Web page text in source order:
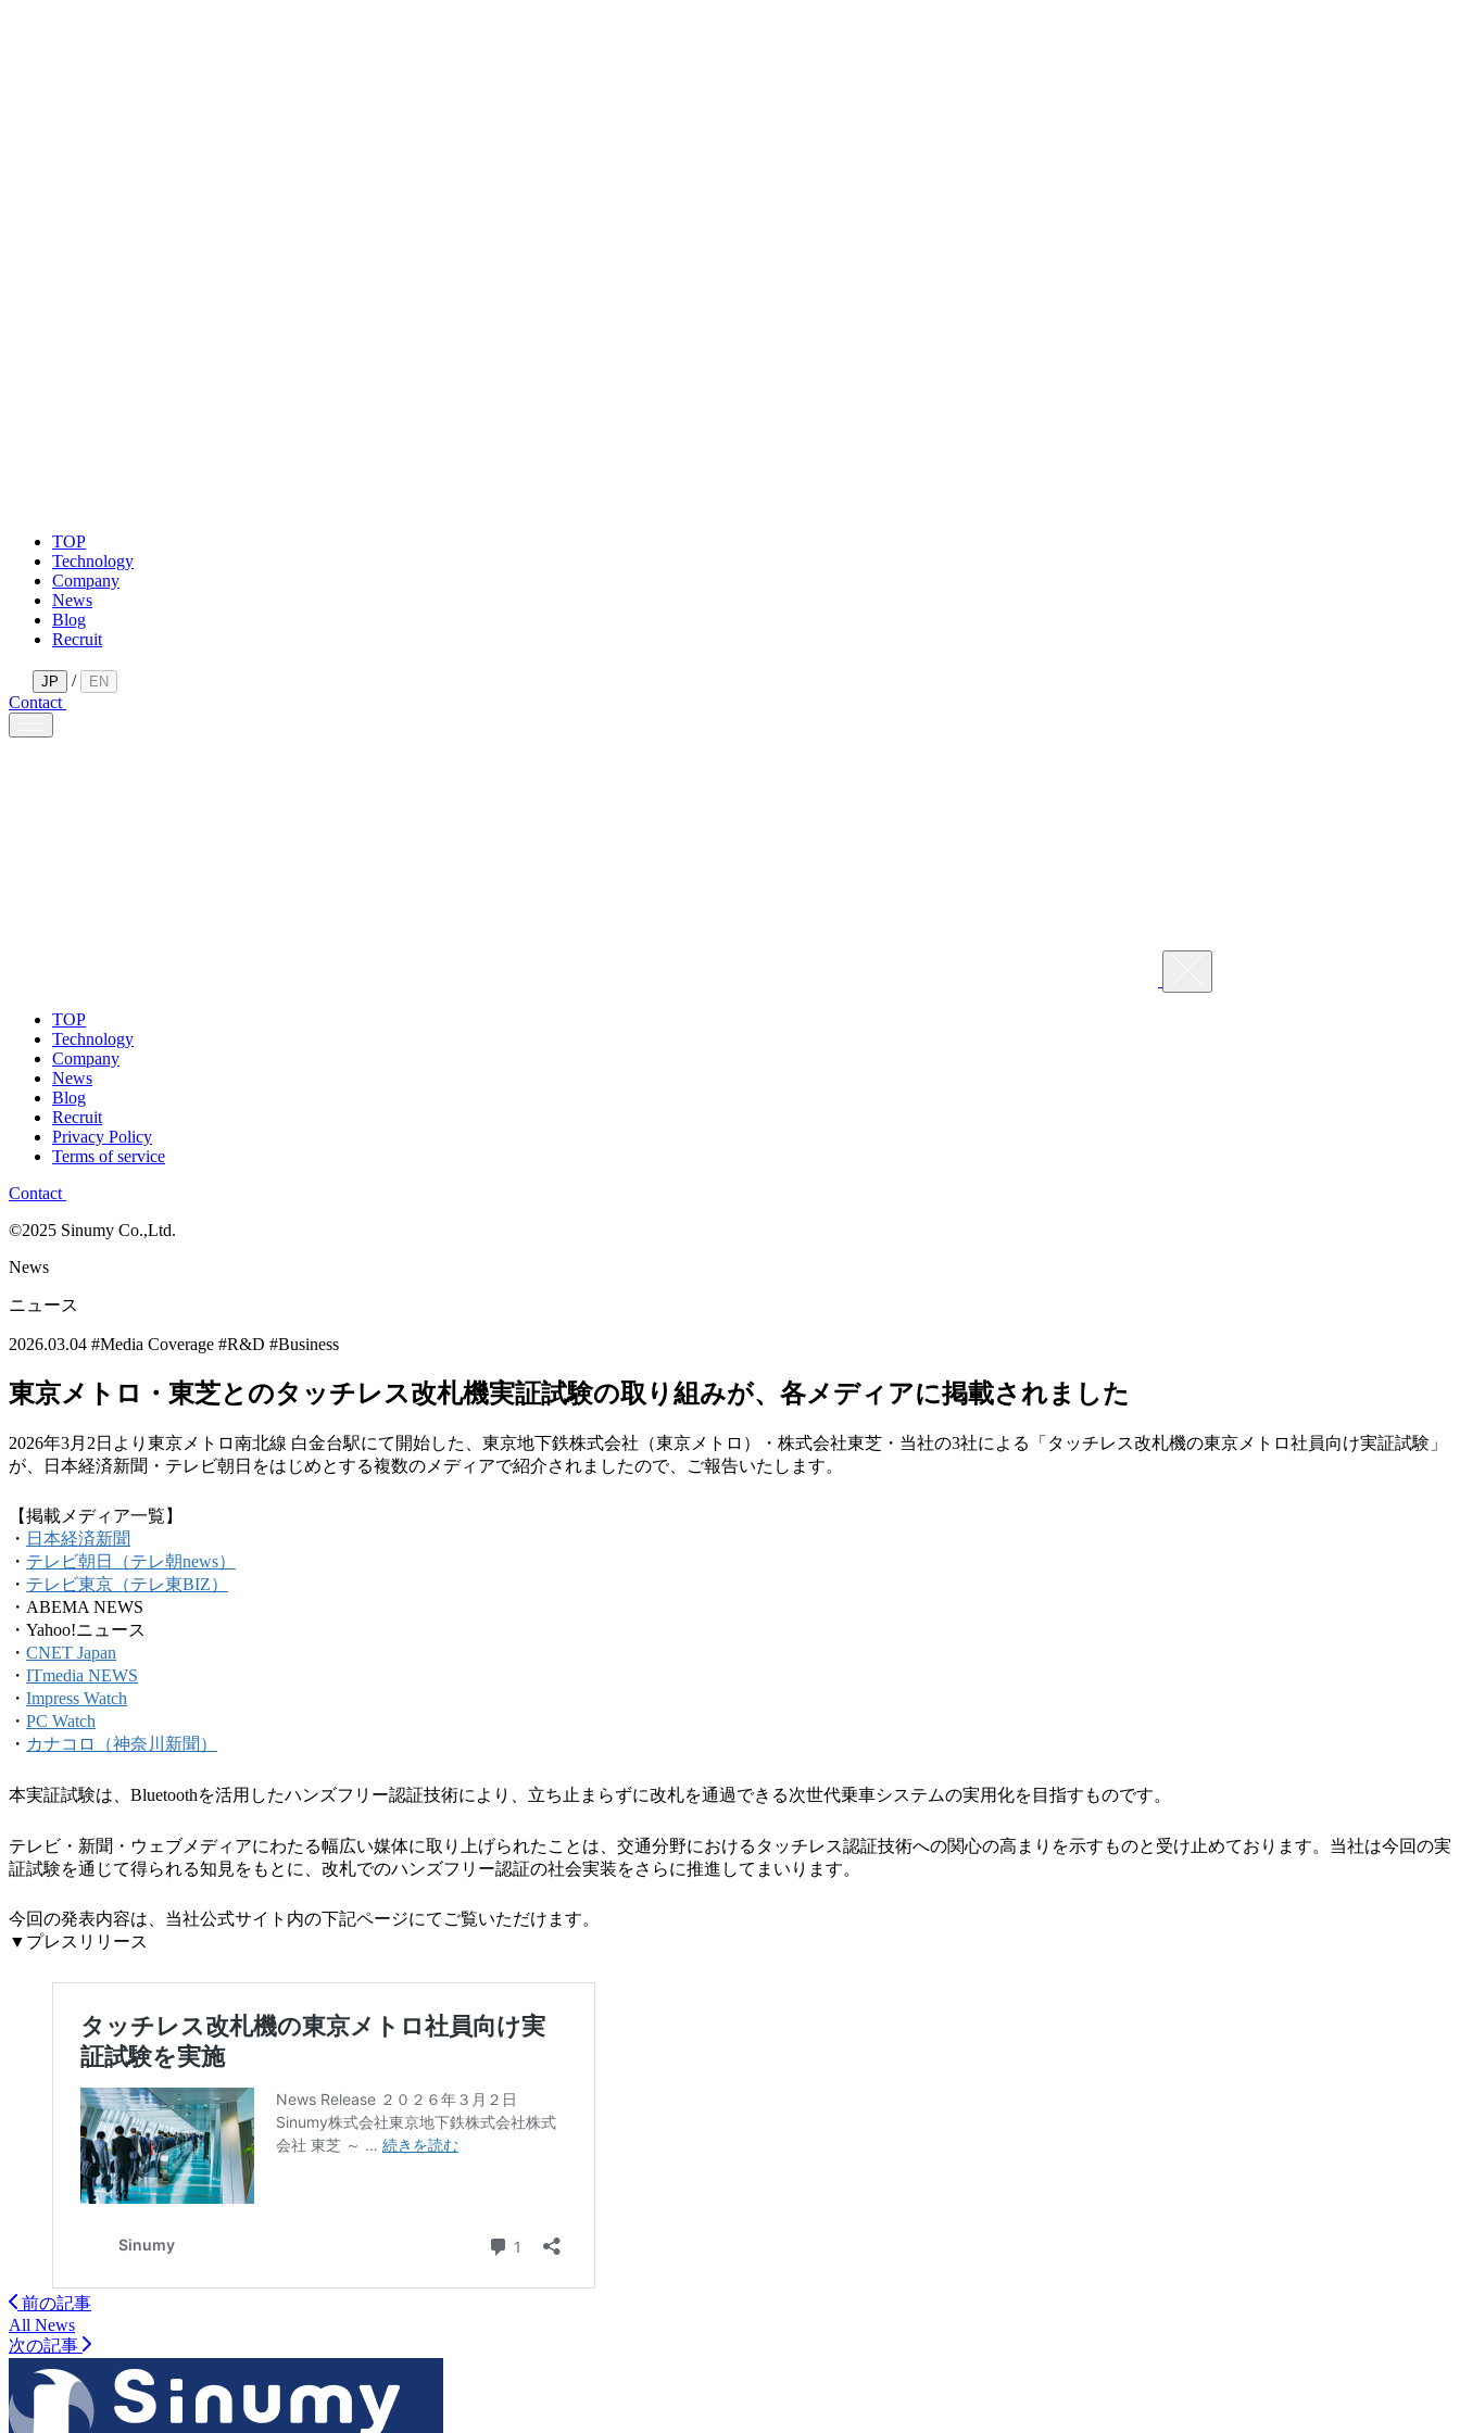
TOP
Technology
Company
News
Blog
Recruit
JP / EN
Contact
TOP
Technology
Company
News
Blog
Recruit
Privacy Policy
Terms of service
Contact
©2025 Sinumy Co.,Ltd.
News
ニュース
2026.03.04 #Media Coverage #R&D #Business
東京メトロ・東芝とのタッチレス改札機実証試験の取り組みが、各メディアに掲載されました
2026年3月2日より東京メトロ南北線 白金台駅にて開始した、東京地下鉄株式会社（東京メトロ）・株式会社東芝・当社の3社による「タッチレス改札機の東京メトロ社員向け実証試験」
が、日本経済新聞・テレビ朝日をはじめとする複数のメディアで紹介されましたので、ご報告いたします。
【掲載メディア一覧】
・ 日本経済新聞
・ テレビ朝日（テレ朝news）
・ テレビ東京（テレ東BIZ）
・ABEMA NEWS
・Yahoo!ニュース
・ CNET Japan
・ ITmedia NEWS
・ Impress Watch
・ PC Watch
・ カナコロ（神奈川新聞）
本実証試験は、Bluetoothを活用したハンズフリー認証技術により、立ち止まらずに改札を通過できる次世代乗車システムの実用化を目指すものです。
テレビ・新聞・ウェブメディアにわたる幅広い媒体に取り上げられたことは、交通分野におけるタッチレス認証技術への関心の高まりを示すものと受け止めております。当社は今回の実
証試験を通じて得られる知見をもとに、改札でのハンズフリー認証の社会実装をさらに推進してまいります。
今回の発表内容は、当社公式サイト内の下記ページにてご覧いただけます。
▼プレスリリース
前の記事
All News
次の記事